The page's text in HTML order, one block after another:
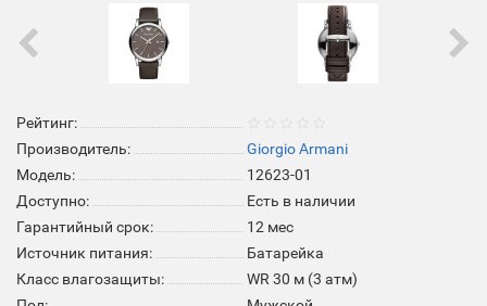
Рейтинг:
Производитель:
Giorgio Armani
Модель:
12623-01
Доступно:
Есть в наличии
Гарантийный срок:
12 мес
Источник питания:
Батарейка
Класс влагозащиты:
WR 30 м (3 атм)